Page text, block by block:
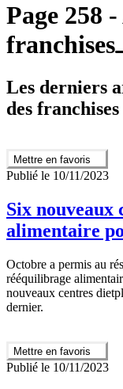
Page 258
franchises
Les derniers
des franchises
Mettre en favoris
Publié le 10/11/2023
Six nouveaux
alimentaire
Octobre a permis au
rééquilibrage
nouveaux centres
dernier.
Mettre en favoris
Publié le 10/11/2023